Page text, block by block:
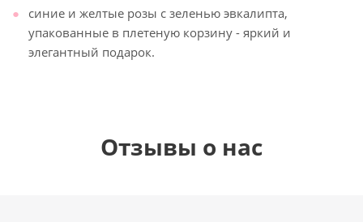
синие и желтые розы с зеленью эвкалипта,
упакованные в плетеную корзину - яркий и
элегантный подарок.
Отзывы о нас